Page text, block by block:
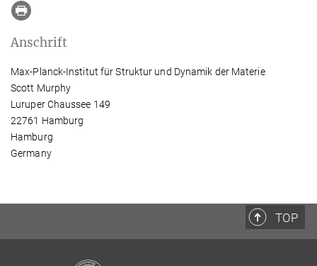
Anschrift
Max-Planck-Institut für Struktur und Dynamik der Materie
Scott Murphy
Luruper Chaussee 149
22761 Hamburg
Hamburg
Germany
TOP